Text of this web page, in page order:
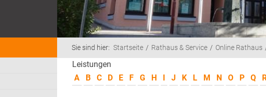
Sie sind hier: Startseite Rathaus & Service Online Rathaus
Leistungen
A
B C D E F G H I J K L M N O P Q